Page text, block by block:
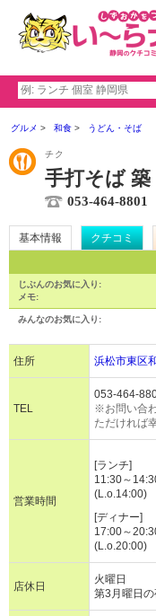
グルメ 和食 うどん・そば
チク
手打そば 築
053-464-8801
基本情報 クチコミ
じぶんのお気に入り:
メモ:
みんなのお気に入り:
住所 浜松市東区
TEL
053-464-
※お問い合
ただければ
営業時間
[ランチ]
11:30～
(L.o.14:00)
[ディナー]
17:00～
(L.o.20:00)
店休日
火曜日
第3月曜日